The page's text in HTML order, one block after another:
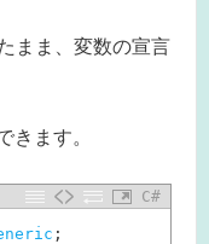
まま、変数の宣言
きます。
C#
;